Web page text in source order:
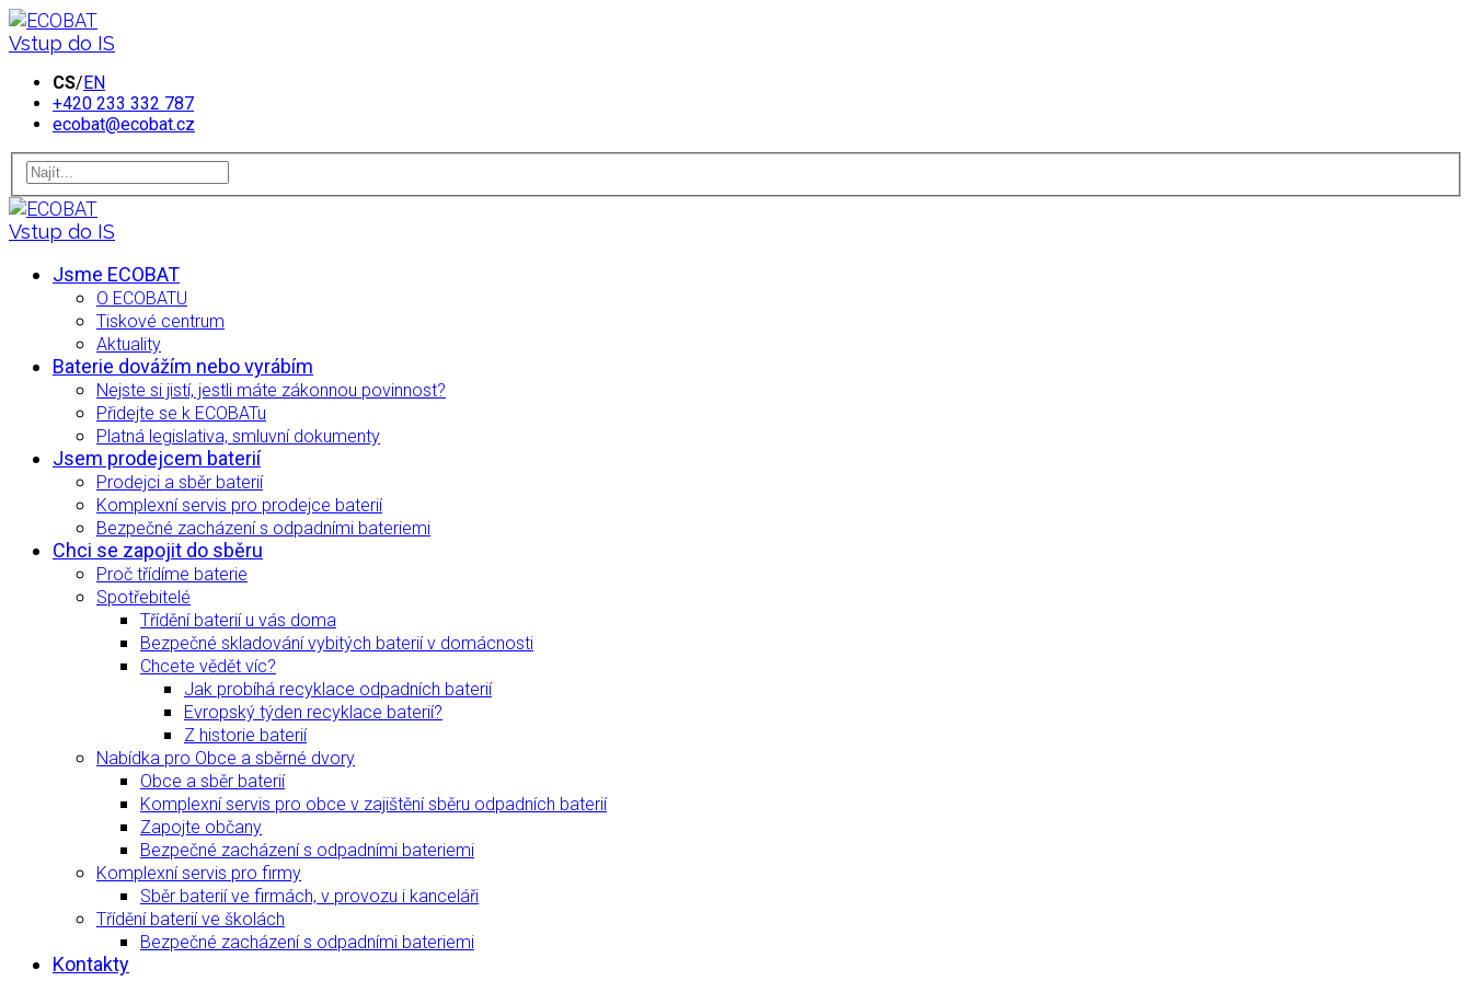
Vstup do IS
CS/EN
+420 233 332 787
ecobat@ecobat.cz
Vstup do IS
Jsme ECOBAT
O ECOBATU
Tiskové centrum
Aktuality
Baterie dovážím nebo vyrábím
Nejste si jistí, jestli máte zákonnou povinnost?
Přidejte se k ECOBATu
Platná legislativa, smluvní dokumenty
Jsem prodejcem baterií
Prodejci a sběr baterií
Komplexní servis pro prodejce baterií
Bezpečné zacházení s odpadními bateriemi
Chci se zapojit do sběru
Proč třídíme baterie
Spotřebitelé
Třídění baterií u vás doma
Bezpečné skladování vybitých baterií v domácnosti
Chcete vědět víc?
Jak probíhá recyklace odpadních baterií
Evropský týden recyklace baterií?
Z historie baterií
Nabídka pro Obce a sběrné dvory
Obce a sběr baterií
Komplexní servis pro obce v zajištění sběru odpadních baterií
Zapojte občany
Bezpečné zacházení s odpadními bateriemi
Komplexní servis pro firmy
Sběr baterií ve firmách, v provozu i kanceláři
Třídění baterií ve školách
Bezpečné zacházení s odpadními bateriemi
Kontakty